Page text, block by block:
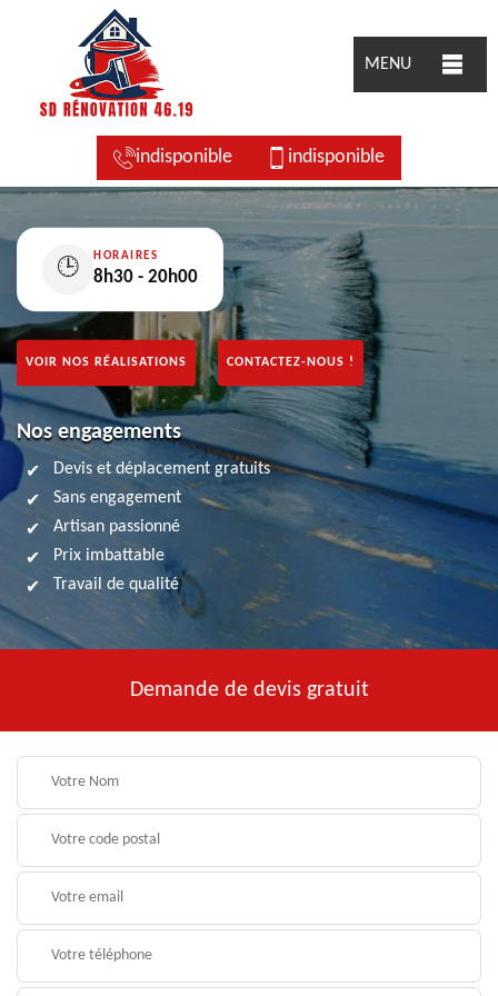
MENU
indisponible indisponible
🕒
HORAIRES
8h30 - 20h00
VOIR NOS RÉALISATIONS CONTACTEZ-NOUS !
Nos engagements
Devis et déplacement gratuits
Sans engagement
Artisan passionné
Prix imbattable
Travail de qualité
Demande de devis gratuit